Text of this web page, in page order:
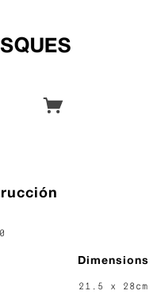
Dimensions
21.5 x 28cm